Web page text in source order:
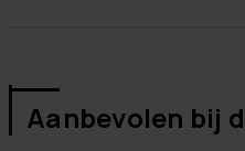
Aanbevolen bij